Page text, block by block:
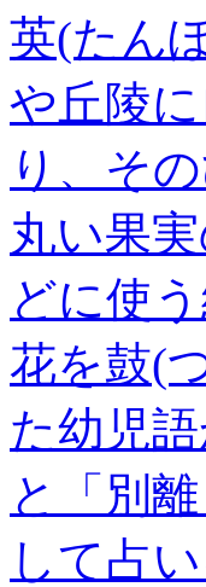
英(たん
や丘陵
り、そ
丸い果
どに使
花を鼓(
た幼児
と「別
して占